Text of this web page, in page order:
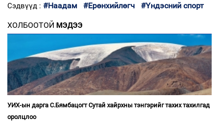
Сэдвүүд : #Наадам #Ерөнхийлөгч #Үндэсний спорт
ХОЛБООТОЙ МЭДЭЭ
УИХ-ын дарга С.Бямбацогт Сутай хайрхны тэнгэрийг тахих тахилгад
оролцлоо